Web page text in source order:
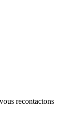
recontactons